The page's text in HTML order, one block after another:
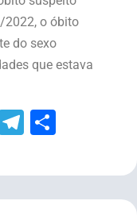
2022, o óbito
do sexo
que estava
WhatsApp
Telegram